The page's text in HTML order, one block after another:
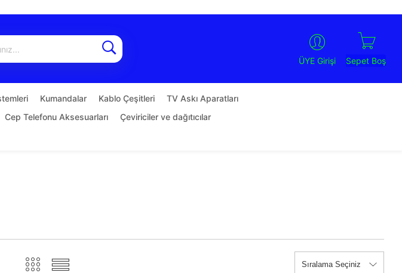
ÜYE Girişi Sepet Boş
Kumandalar Kablo Çeşitleri
TV Askı Aparatları
Cep Telefonu Aksesuarları
Çeviriciler ve dağıtıcılar